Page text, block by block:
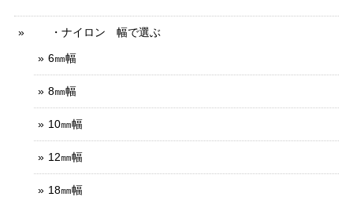
・ナイロン 幅で選ぶ
6㎜幅
8㎜幅
10㎜幅
12㎜幅
18㎜幅